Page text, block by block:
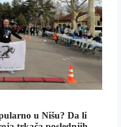
u Nišu? Da li